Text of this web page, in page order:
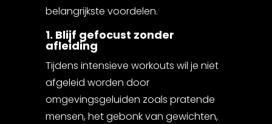
belangrijkste voordelen.
1. Blijf gefocust zonder
afleiding
Tijdens intensieve workouts wil je niet
afgeleid worden door
omgevingsgeluiden zoals pratende
mensen, het gebonk van gewichten,